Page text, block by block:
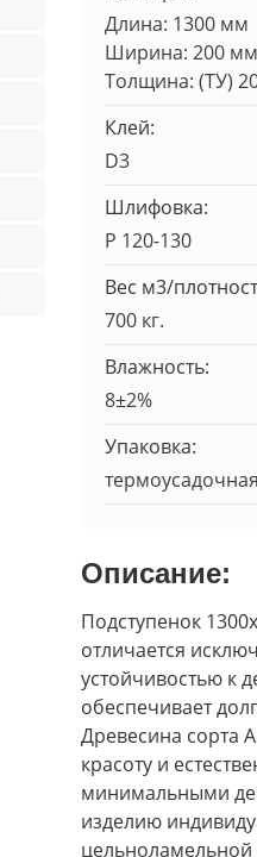
Длина: 1300 мм
Ширина: 200 мм
Толщина: (ТУ)
Клей:
D3
Шлифовка:
Р 120-130
Вес м3/
700 кг.
Влажность:
8±2%
Упаковка:
Описание:
Подступенок
отличается
устойчивостью к
обеспечивает
Древесина сорта
красоту и
минимальными
изделию
цельноламельной